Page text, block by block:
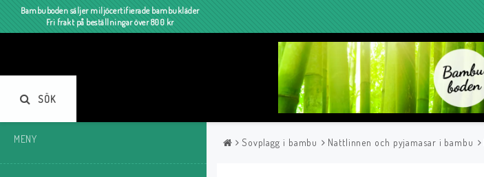
Bambuboden säljer miljöcertifierade bambukläder
Fri frakt på beställningar över 800 kr
SÖK
MENY Sovplagg i bambu Nattlinnen och pyjamasar i bambu